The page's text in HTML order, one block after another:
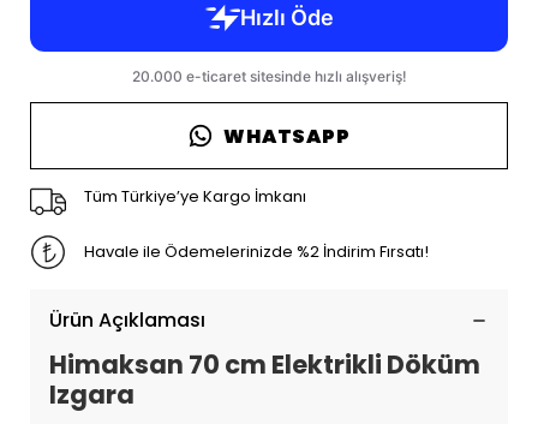
WHATSAPP
Tüm Türkiye’ye Kargo İmkanı
Havale ile Ödemelerinizde %2 İndirim Fırsatı!
Ürün Açıklaması
Himaksan 70 cm Elektrikli Döküm
Izgara